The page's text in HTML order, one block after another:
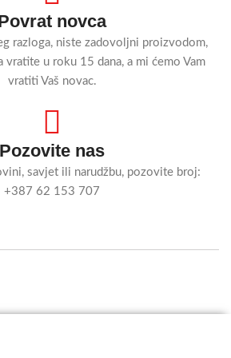
novca
razloga, niste zadovoljni proizvodom,
vratite u roku 15 dana, a mi ćemo Vam
vratiti Vaš novac.
Pozovite nas
savjet ili narudžbu, pozovite broj:
+387 62 153 707